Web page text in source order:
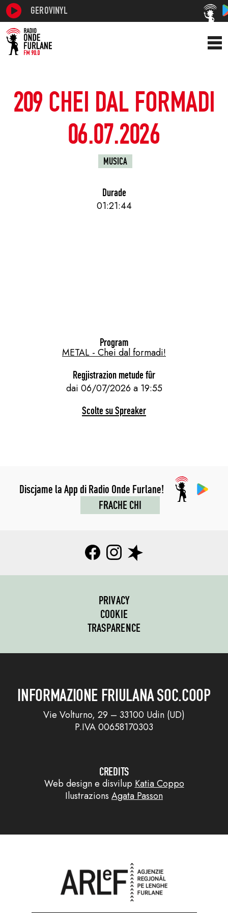
GEROVINYL
209 CHEI DAL FORMADI
06.07.2026
MUSICA
Durade
01:21:44
Program
METAL - Chei dal formadi!
Regjistrazion metude fûr
dai 06/07/2026 a 19:55
Scolte su Spreaker
Discjame la App di Radio Onde Furlane!
FRACHE CHI
PRIVACY
COOKIE
TRASPARENCE
INFORMAZIONE FRIULANA SOC.COOP
Vie Volturno, 29 – 33100 Udin (UD)
P.IVA 00658170303
CREDITS
Web design e disvilup Katia Coppo
Ilustrazions Agata Passon